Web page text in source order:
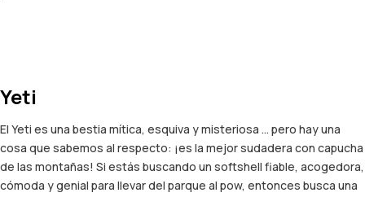
Yeti
El Yeti es una bestia mítica, esquiva y misteriosa ... pero hay una
cosa que sabemos al respecto: ¡es la mejor sudadera con capucha
de las montañas! Si estás buscando un softshell fiable, acogedora,
cómoda y genial para llevar del parque al pow, entonces busca una